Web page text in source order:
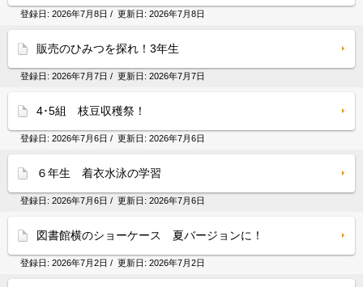
登録日: 2026年7月8日 / 更新日: 2026年7月8日
販売のひみつを探れ！3年生
登録日: 2026年7月7日 / 更新日: 2026年7月7日
4･5組 枝豆収穫祭！
登録日: 2026年7月6日 / 更新日: 2026年7月6日
６年生 着衣水泳の学習
登録日: 2026年7月6日 / 更新日: 2026年7月6日
図書館横のショーケース 夏バージョンに！
登録日: 2026年7月2日 / 更新日: 2026年7月2日